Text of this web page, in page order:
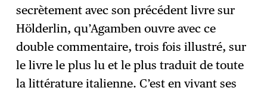
secrètement avec son précédent livre sur
Hölderlin, qu’Agamben ouvre avec ce
double commentaire, trois fois illustré, sur
le livre le plus lu et le plus traduit de toute
la littérature italienne. C’est en vivant ses